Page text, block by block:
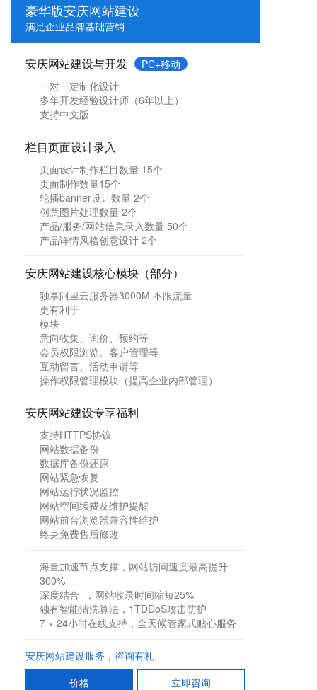
豪华版安庆网站建设
满足企业品牌基础营销
安庆网站建设与开发
PC+移动
一对一定制化设计
多年开发经验设计师（6年以上）
支持中文版
栏目页面设计录入
页面设计制作栏目数量 15个
页面制作数量15个
轮播banner设计数量 2个
创意图片处理数量 2个
产品/服务/网站信息录入数量 50个
产品详情风格创意设计 2个
安庆网站建设核心模块（部分）
独享阿里云服务器3000M 不限流量
更有利于
模块
意向收集、询价、预约等
会员权限浏览、客户管理等
互动留言、活动申请等
操作权限管理模块（提高企业内部管理）
安庆网站建设专享福利
支持HTTPS协议
网站数据备份
数据库备份还原
网站紧急恢复
网站运行状况监控
网站空间续费及维护提醒
网站前台浏览器兼容性维护
终身免费售后修改
海量加速节点支撑，网站访问速度最高提升
300%
深度结合 ，网站收录时间缩短25%
独有智能清洗算法，1TDDoS攻击防护
7 × 24小时在线支持，全天候管家式贴心服务
安庆网站建设服务，咨询有礼
价格
立即咨询